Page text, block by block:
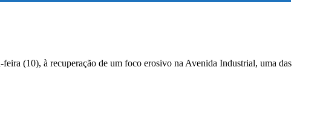
(10), à recuperação de um foco erosivo na Avenida Industrial, uma das